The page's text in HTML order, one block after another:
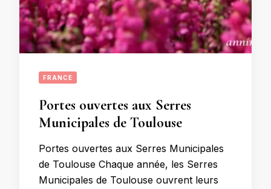
FRANCE
Portes ouvertes aux Serres
Municipales de Toulouse
Portes ouvertes aux Serres Municipales
de Toulouse Chaque année, les Serres
Municipales de Toulouse ouvrent leurs